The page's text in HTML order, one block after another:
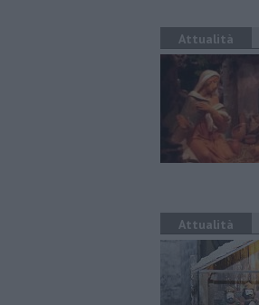
Attualità
Attualità